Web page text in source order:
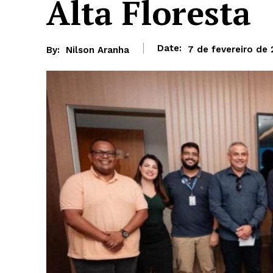
Alta Floresta
By: Nilson Aranha Date: 7 de fevereiro de